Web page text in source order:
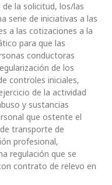
la solicitud, los/las
serie de iniciativas a las
a las cotizaciones a la
para que las
conductoras
de los
controles iniciales,
de la actividad
y sustancias
que ostente el
transporte de
profesional,
regulación que se
contrato de relevo en